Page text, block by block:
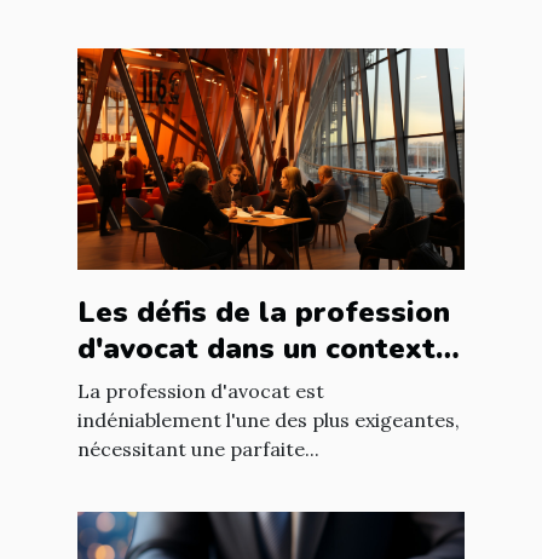
Les défis de la profession
d'avocat dans un contexte
international à Nantes
La profession d'avocat est
indéniablement l'une des plus exigeantes,
nécessitant une parfaite...